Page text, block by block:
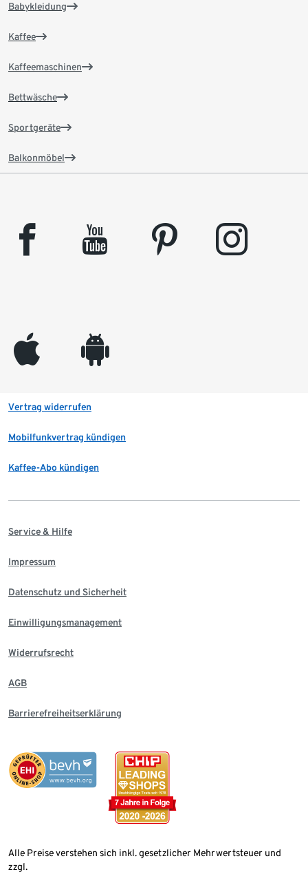
Babykleidung
Kaffee
Kaffeemaschinen
Bettwäsche
Sportgeräte
Balkonmöbel
facebook youtube pinterest instagram
appleinc android
Vertrag widerrufen
Mobilfunkvertrag kündigen
Kaffee-Abo kündigen
Service & Hilfe
Impressum
Datenschutz und Sicherheit
Einwilligungsmanagement
Widerrufsrecht
AGB
Barrierefreiheitserklärung
Alle Preise verstehen sich inkl. gesetzlicher Mehrwertsteuer und
zzgl.